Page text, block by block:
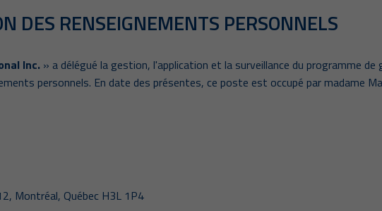
DES RENSEIGNEMENTS PERSONNELS
Inc. » a délégué la gestion, l'application et la surveillance du programme
personnels. En date des présentes, ce poste est occupé par madame
Montréal, Québec H3L 1P4